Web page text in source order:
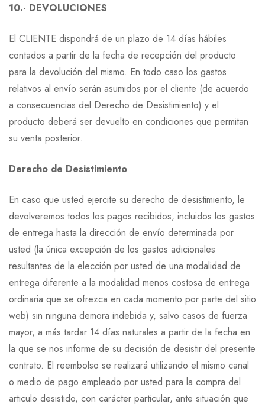
10.- DEVOLUCIONES
El CLIENTE dispondrá de un plazo de 14 días hábiles
contados a partir de la fecha de recepción del producto
para la devolución del mismo. En todo caso los gastos
relativos al envío serán asumidos por el cliente (de acuerdo
a consecuencias del Derecho de Desistimiento) y el
producto deberá ser devuelto en condiciones que permitan
su venta posterior.
Derecho de Desistimiento
En caso que usted ejercite su derecho de desistimiento, le
devolveremos todos los pagos recibidos, incluidos los gastos
de entrega hasta la dirección de envío determinada por
usted (la única excepción de los gastos adicionales
resultantes de la elección por usted de una modalidad de
entrega diferente a la modalidad menos costosa de entrega
ordinaria que se ofrezca en cada momento por parte del sitio
web) sin ninguna demora indebida y, salvo casos de fuerza
mayor, a más tardar 14 días naturales a partir de la fecha en
la que se nos informe de su decisión de desistir del presente
contrato. El reembolso se realizará utilizando el mismo canal
o medio de pago empleado por usted para la compra del
articulo desistido, con carácter particular, ante situación que